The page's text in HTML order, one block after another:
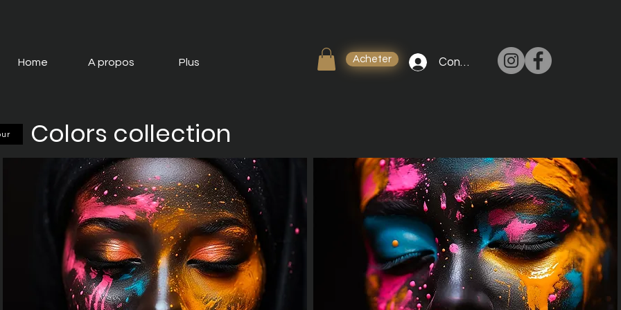
Home A propos Plus Acheter Connexion
Colors collection